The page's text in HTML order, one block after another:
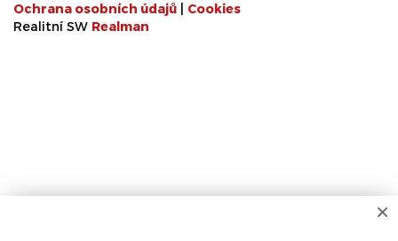
Ochrana osobních údajů
Cookies
Realitní SW Realman
×